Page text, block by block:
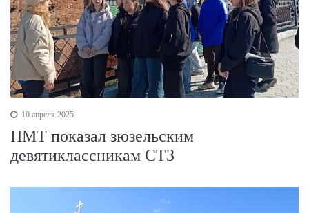
10 апреля 2025
ПМТ показал зюзельским
девятиклассникам СТЗ